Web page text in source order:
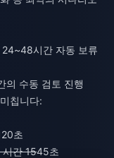
시간 자동 보류
의 수동 검토 진행
칩니다:
초
시간 1545초